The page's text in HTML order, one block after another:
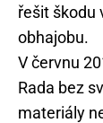
řešit škodu
obhajobu.
V červnu
Rada bez
materiály